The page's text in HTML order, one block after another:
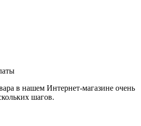
в нашем Интернет-магазине очень
шагов.